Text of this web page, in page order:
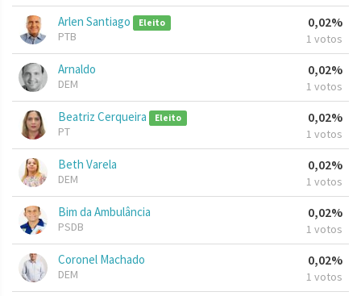
Arlen Santiago Eleito
PTB
0,02%
1 votos
Arnaldo
DEM
0,02%
1 votos
Beatriz Cerqueira Eleito
PT
0,02%
1 votos
Beth Varela
DEM
0,02%
1 votos
Bim da Ambulância
PSDB
0,02%
1 votos
Coronel Machado
DEM
0,02%
1 votos